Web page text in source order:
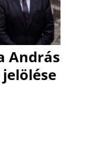
András